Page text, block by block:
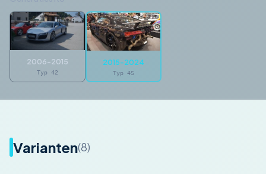
2006-2015
Typ 42
2015-2024
Typ 4S
Varianten(8)